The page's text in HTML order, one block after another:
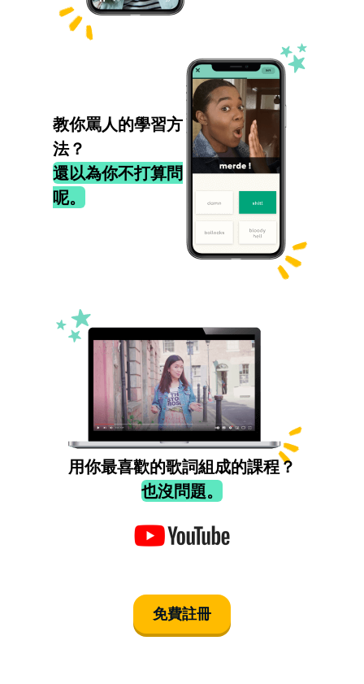
教你罵人的學習方
法？
還以為你不打算問
呢。
用你最喜歡的歌詞組成的課程？
也沒問題。
免費註冊